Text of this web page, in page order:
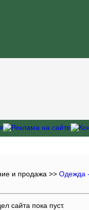
и продажа >> Одежда
сайта пока пуст.